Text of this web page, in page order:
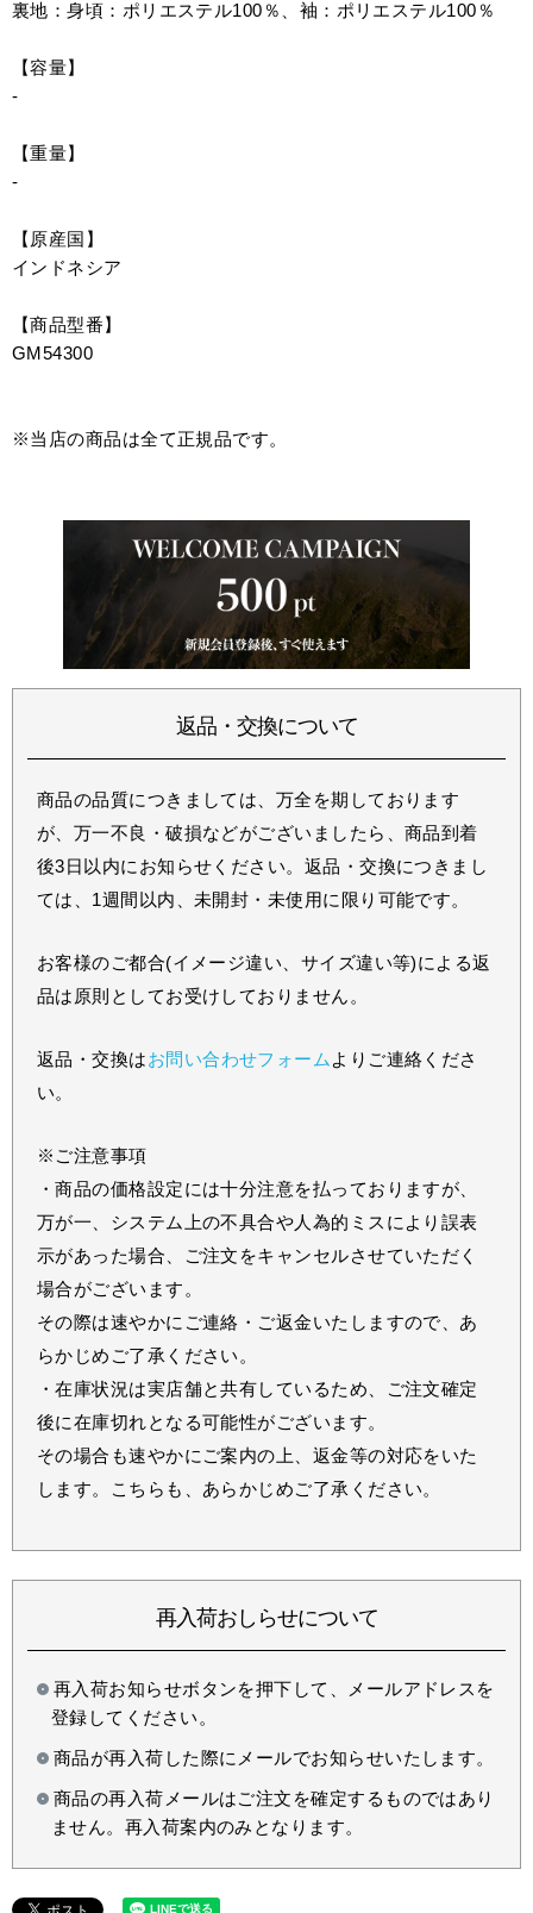
裏地：身頃：ポリエステル100％、袖：ポリエステル100％
【容量】
-
【重量】
-
【原産国】
インドネシア
【商品型番】
GM54300
※当店の商品は全て正規品です。
返品・交換について
商品の品質につきましては、万全を期しております
が、万一不良・破損などがございましたら、商品到着
後3日以内にお知らせください。返品・交換につきまし
ては、1週間以内、未開封・未使用に限り可能です。
お客様のご都合(イメージ違い、サイズ違い等)による返
品は原則としてお受けしておりません。
返品・交換はお問い合わせフォーム よりご連絡くださ
い。
※ご注意事項
・商品の価格設定には十分注意を払っておりますが、
万が一、システム上の不具合や人為的ミスにより誤表
示があった場合、ご注文をキャンセルさせていただく
場合がございます。
その際は速やかにご連絡・ご返金いたしますので、あ
らかじめご了承ください。
・在庫状況は実店舗と共有しているため、ご注文確定
後に在庫切れとなる可能性がございます。
その場合も速やかにご案内の上、返金等の対応をいた
します。こちらも、あらかじめご了承ください。
再入荷おしらせについて
再入荷お知らせボタンを押下して、メールアドレスを
登録してください。
商品が再入荷した際にメールでお知らせいたします。
商品の再入荷メールはご注文を確定するものではあり
ません。再入荷案内のみとなります。